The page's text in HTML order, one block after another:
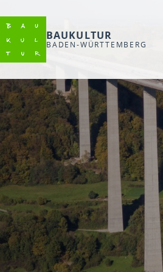
BAUKULTUR
BADEN-WÜRTTEMBERG